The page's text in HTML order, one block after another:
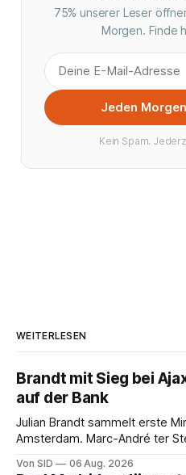
75% unserer Leser
Morgen. Finde
Jeden
Kein Spam.
WEITERLESEN
Brandt mit Sieg bei
auf der Bank
Julian Brandt sammelt erste
Amsterdam. Marc-André ter
Von SID 06 Aug. 2026